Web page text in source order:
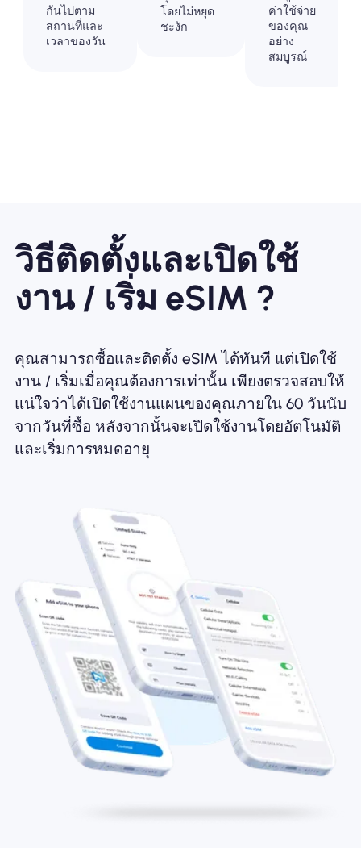
กันไปตาม
สถานที่และ
เวลาของวัน
โดยไม่หยุด
ชะงัก
ค่าใช้จ่าย
ของคุณ
อย่าง
สมบูรณ์
วิธีติดตั้งและเปิดใช้
งาน / เริ่ม eSIM ?
คุณสามารถซื้อและติดตั้ง eSIM ได้ทันที แต่เปิดใช้
งาน / เริ่มเมื่อคุณต้องการเท่านั้น เพียงตรวจสอบให้
แน่ใจว่าได้เปิดใช้งานแผนของคุณภายใน 60 วันนับ
จากวันที่ซื้อ หลังจากนั้นจะเปิดใช้งานโดยอัตโนมัติ
และเริ่มการหมดอายุ